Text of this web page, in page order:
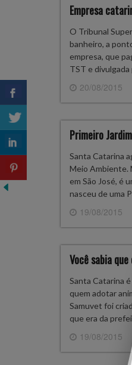
Empresa
O Tribunal
banheiro, a
empresa, que
TST e
20/08/2015
Primeiro
Santa Catarina
Meio Ambiente.
em São José, é
nasceu de uma
19/08/2015
Você sabia
Santa Catarina
quem adotar
Samuvet foi
que era da
19/08/2015